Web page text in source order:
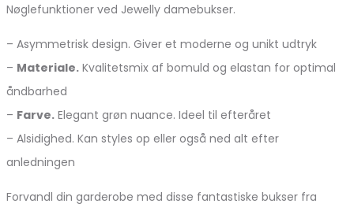
Nøglefunktioner ved Jewelly damebukser.
– Asymmetrisk design. Giver et moderne og unikt udtryk
– Materiale. Kvalitetsmix af bomuld og elastan for optimal
åndbarhed
– Farve. Elegant grøn nuance. Ideel til efteråret
– Alsidighed. Kan styles op eller også ned alt efter
anledningen
Forvandl din garderobe med disse fantastiske bukser fra